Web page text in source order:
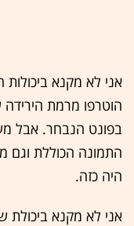
אני לא מקנא
הוטרפו מרמת הירידה
בפונט הנבחר. אבל
התמונה הכוללת וגם
היה כזה.
אני לא מקנא ביכולת